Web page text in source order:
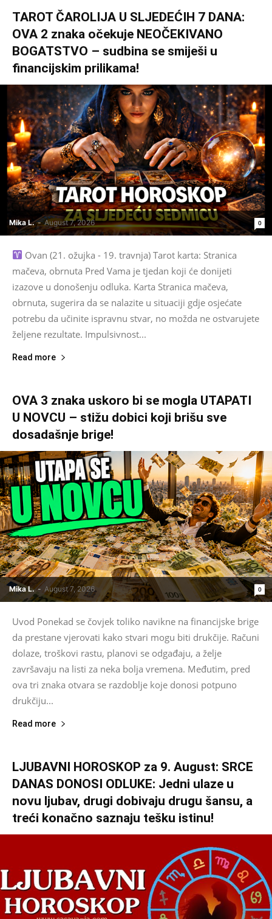
TAROT ČAROLIJA U SLJEDEĆIH 7 DANA:
OVA 2 znaka očekuje NEOČEKIVANO
BOGATSTVO – sudbina se smiješi u
financijskim prilikama!
Mika L. - August 7, 2026 0
Ovan (21. ožujka - 19. travnja) Tarot karta: Stranica
mačeva, obrnuta Pred Vama je tjedan koji će donijeti
izazove u donošenju odluka. Karta Stranica mačeva,
obrnuta, sugerira da se nalazite u situaciji gdje osjećate
potrebu da učinite ispravnu stvar, no možda ne ostvarujete
željene rezultate. Impulsivnost...
Read more
OVA 3 znaka uskoro bi se mogla UTAPATI
U NOVCU – stižu dobici koji brišu sve
dosadašnje brige!
Mika L. - August 7, 2026 0
Uvod Ponekad se čovjek toliko navikne na financijske brige
da prestane vjerovati kako stvari mogu biti drukčije. Računi
dolaze, troškovi rastu, planovi se odgađaju, a želje
završavaju na listi za neka bolja vremena. Međutim, pred
ova tri znaka otvara se razdoblje koje donosi potpuno
drukčiju...
Read more
LJUBAVNI HOROSKOP za 9. August: SRCE
DANAS DONOSI ODLUKE: Jedni ulaze u
novu ljubav, drugi dobivaju drugu šansu, a
treći konačno saznaju tešku istinu!